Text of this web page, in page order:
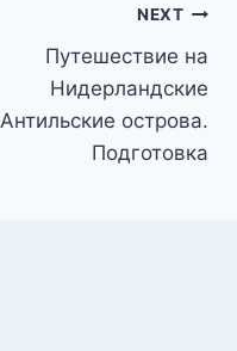
NEXT
Путешествие на
Нидерландские
Антильские острова.
Подготовка